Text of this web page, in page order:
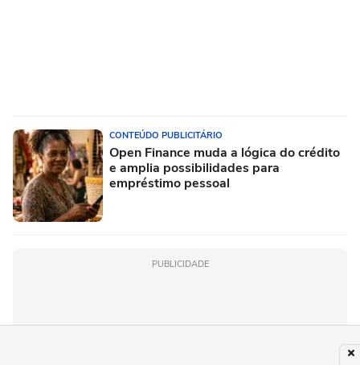
CONTEÚDO PUBLICITÁRIO
Open Finance muda a lógica do crédito
e amplia possibilidades para
empréstimo pessoal
PUBLICIDADE